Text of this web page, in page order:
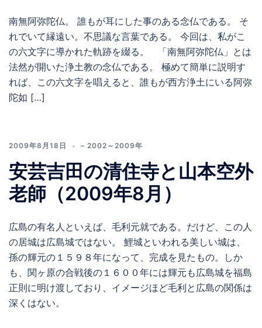
南無阿弥陀仏。 誰もが耳にした事のある念仏である。 そ
れでいて縁遠い。不思議な言葉である。 今回は、私がこ
の六文字に導かれた軌跡を綴る。 「南無阿弥陀仏」とは
法然が開いた浄土教の念仏である。 極めて簡単に説明す
れば、この六文字を唱えると、誰もが西方浄土にいる阿弥
陀如 […]
2009年8月18日 – 2002～2009年
安芸吉田の清住寺と山本空外
老師（2009年8月）
広島の有名人といえば、毛利元就である。だけど、この人
の居城は広島城ではない。 鯉城といわれる美しい城は、
孫の輝元の１５９８年になって、完成を見たもの。しか
も、関ヶ原の合戦後の１６００年には輝元も広島城を福島
正則に明け渡しており、イメージほど毛利と広島の関係は
深くはない。